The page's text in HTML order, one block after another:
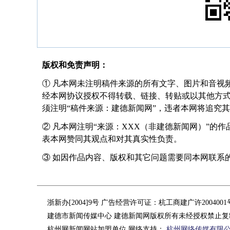
版权和免责声明：
① 凡本网未注明稿件来源的所有文字、图片和音视
经本网协议授权不得转载、链接、转贴或以其他方
须注明“稿件来源：建德新闻网”，违者本网将追究
② 凡本网注明“来源：XXX（非建德新闻网）”的作
表本网赞同其观点和对其真实性负责。
③ 如因作品内容、版权和其它问题需要同本网联系
浙新办[2004]9号 广告经营许可证：杭工商建广许
建德市新闻传媒中心 建德新闻网版权所有未经授权禁止